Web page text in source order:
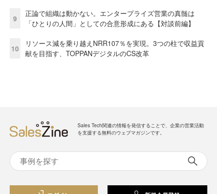
9
正論で組織は動かない。エンタープライズ営業の真髄は
「ひとりの人間」としての合意形成にある【対談前編】
10
リソース減を乗り越えNRR107％を実現。3つの柱で収益貢
献を目指す、TOPPANデジタルのCS改革
Sales Tech関連の情報を発信することで、企業の営業活動
を支援する無料のウェブマガジンです。